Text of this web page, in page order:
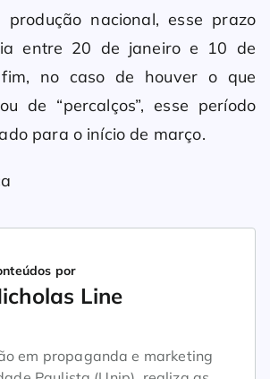
nacional, esse prazo
entre 20 de janeiro e 10 de
no caso de houver o que
de “percalços”, esse período
para o início de março.
por
Line
em propaganda e marketing